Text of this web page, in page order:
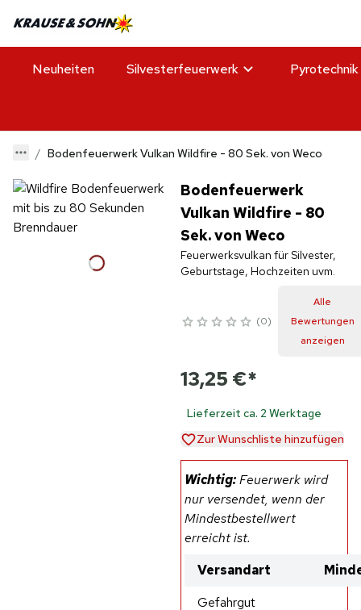
Neuheiten Silvesterfeuerwerk Pyrotechnik
Bodenfeuerwerk Vulkan Wildfire - 80 Sek. von Weco
Bodenfeuerwerk
Vulkan Wildfire - 80
Sek. von Weco
Feuerwerksvulkan für Silvester,
Geburtstage, Hochzeiten uvm.
0
Alle
Bewertungen
anzeigen
13,25 €*
Lieferzeit ca. 2 Werktage
Zur Wunschliste hinzufügen
Wichtig:Feuerwerk wird
nur versendet, wenn der
Mindestbestellwert
erreicht ist.
Versandart
Gefahrgut